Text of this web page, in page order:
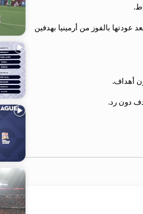
بالفوز من أرمينيا بهدفين
أهداف.
دون رد.